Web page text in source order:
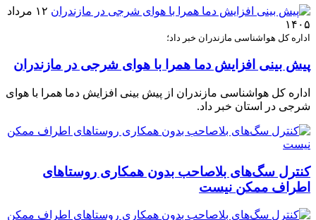
۱۲ مرداد
۱۴۰۵
اداره کل هواشناسی مازندران خبر داد؛
پیش بینی افزایش دما همرا با هوای شرجی در مازندران
اداره کل هواشناسی مازندران از پیش بینی افزایش دما همرا با هوای
شرجی در استان خبر داد.
کنترل سگ‌های بلاصاحب بدون همکاری روستاهای
اطراف ممکن نیست